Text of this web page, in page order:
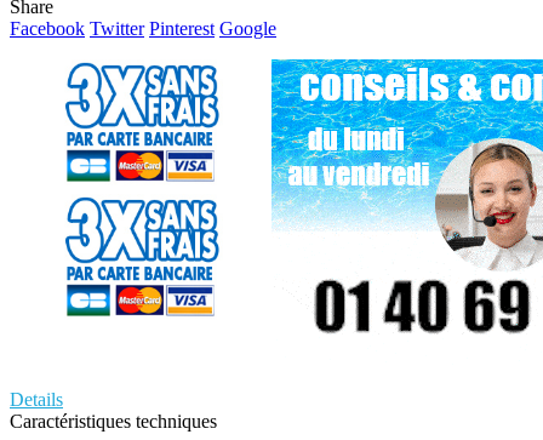
Share
Facebook Twitter Pinterest Google
Details
Caractéristiques techniques